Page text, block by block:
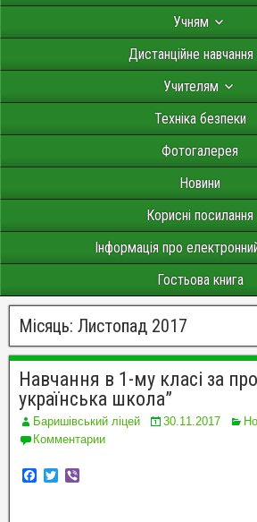
Учням
Дистанційне навчання
Учителям
Техніка безпеки
Фотогалерея
Новини
Корисні посилання
Інформація про
Гостьова книга
Місяць: Листопад 2017
Навчання в 1-му класі за
українська школа”
Баришівський ліцей 30.11.2017
Комментарии
F
T